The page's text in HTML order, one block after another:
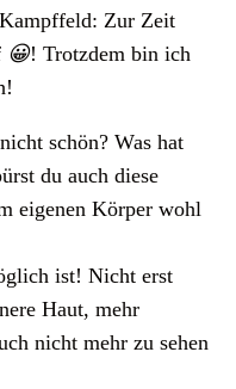
Zur Zeit
😀! Trotzdem bin ich
schön? Was hat
du auch diese
eigenen Körper wohl
ist! Nicht erst
Haut, mehr
nicht mehr zu sehen